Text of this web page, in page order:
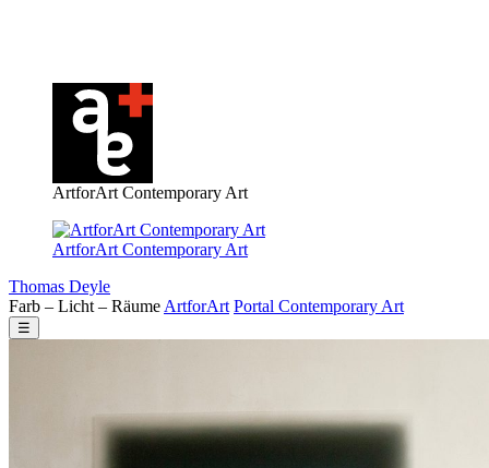
ArtforArt Contemporary Art
ArtforArt Contemporary Art
Thomas Deyle
Farb – Licht – Räume ArtforArt Portal Contemporary Art
☰